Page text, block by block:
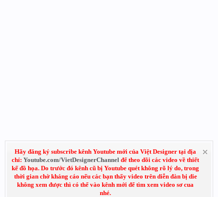
Hãy đăng ký subscribe kênh Youtube mới của Việt Designer tại địa
chỉ: Youtube.com/VietDesignerChannel để theo dõi các video về thiết
kế đồ họa. Do trước đó kênh cũ bị Youtube quét không rõ lý do, trong
thời gian chờ kháng cáo nếu các bạn thấy video trên diễn đàn bị die
không xem được thì có thể vào kênh mới để tìm xem video sơ cua
nhé.